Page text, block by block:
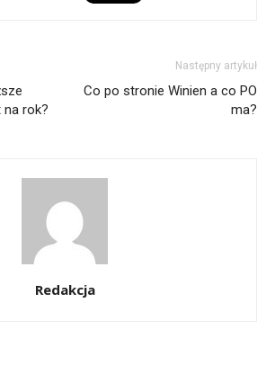
rok?
Następny artykuł
Co po stronie Winien a co PO
ma?
Redakcja